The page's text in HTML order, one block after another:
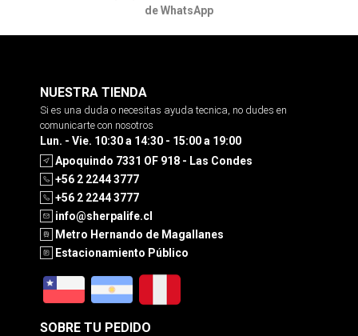
de WhatsApp
NUESTRA TIENDA
Si es una duda o necesitas ayuda tecnica, no dudes en
comunicarte con nosotros
Lun. - Vie. 10:30 a 14:30 - 15:00 a 19:00
Apoquindo 7331 OF 918 - Las Condes
+56 2 2244 3777
+56 2 2244 3777
info@sherpalife.cl
Metro Hernando de Magallanes
Estacionamiento Público
SOBRE TU PEDIDO